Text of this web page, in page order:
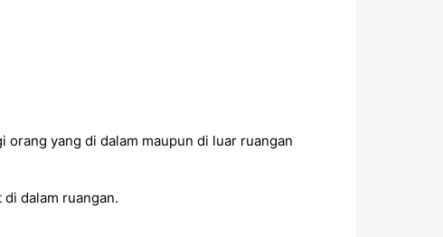
orang yang di dalam maupun di luar ruangan
dalam ruangan.